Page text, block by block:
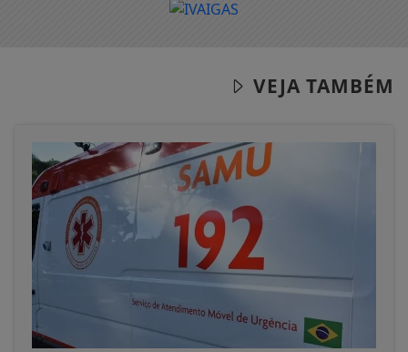
VEJA TAMBÉM